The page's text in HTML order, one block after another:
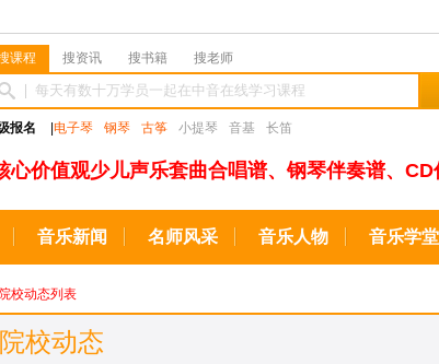
课程 搜资讯 搜书籍 搜老师
报名 电子琴 钢琴 古筝 小提琴 音基 长笛
心价值观少儿声乐套曲合唱谱、钢琴伴奏谱、
音乐新闻 名师风采 音乐人物 音乐学堂
院校动态列表
校动态